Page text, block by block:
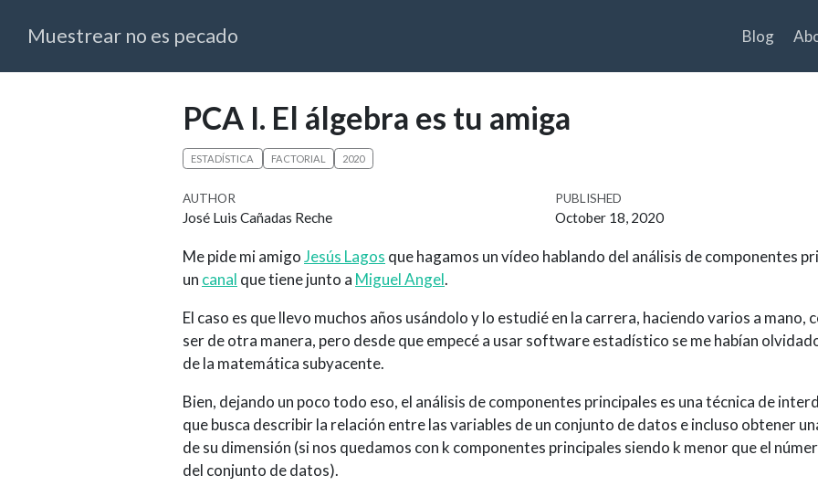
Muestrear no es pecado Blog
PCA I. El álgebra es tu amiga
ESTADÍSTICA FACTORIAL 2020
AUTHOR
José Luis Cañadas Reche
PUBLISHED
October 18, 2020
Me pide mi amigoJesús Lagos que hagamos un vídeo hablando del análisis de componentes
un canal que tiene junto a Miguel Angel.
El caso es que llevo muchos años usándolo y lo estudié en la carrera, haciendo varios a mano,
ser de otra manera, pero desde que empecé a usar software estadístico se me habían
de la matemática subyacente.
Bien, dejando un poco todo eso, el análisis de componentes principales es una técnica de
que busca describir la relación entre las variables de un conjunto de datos e incluso obtener
de su dimensión (si nos quedamos con k componentes principales siendo k menor que el
del conjunto de datos).